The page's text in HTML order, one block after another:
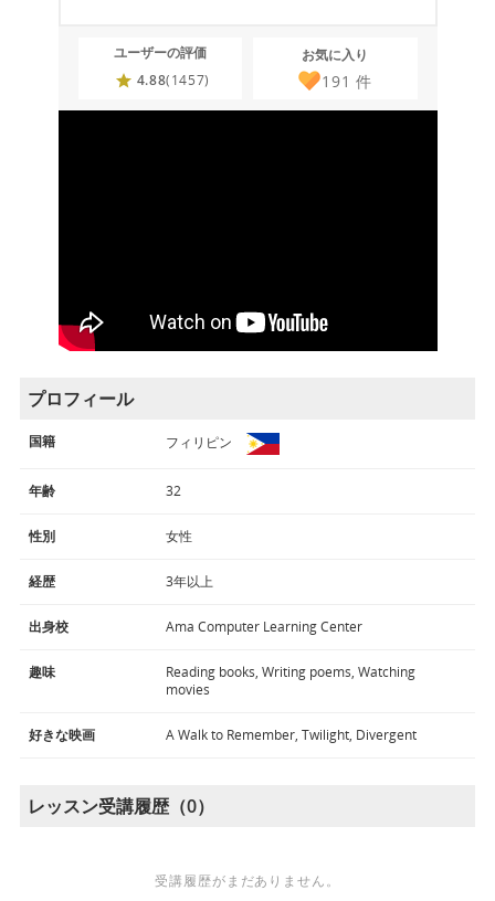
ユーザーの評価
4.88(1457)
お気に入り
191 件
プロフィール
国籍 フィリピン
年齢 32
性別 女性
経歴 3年以上
出身校 Ama Computer Learning Center
趣味
Reading books, Writing poems, Watching
movies
好きな映画 A Walk to Remember, Twilight, Divergent
レッスン受講履歴（0）
受講履歴がまだありません。